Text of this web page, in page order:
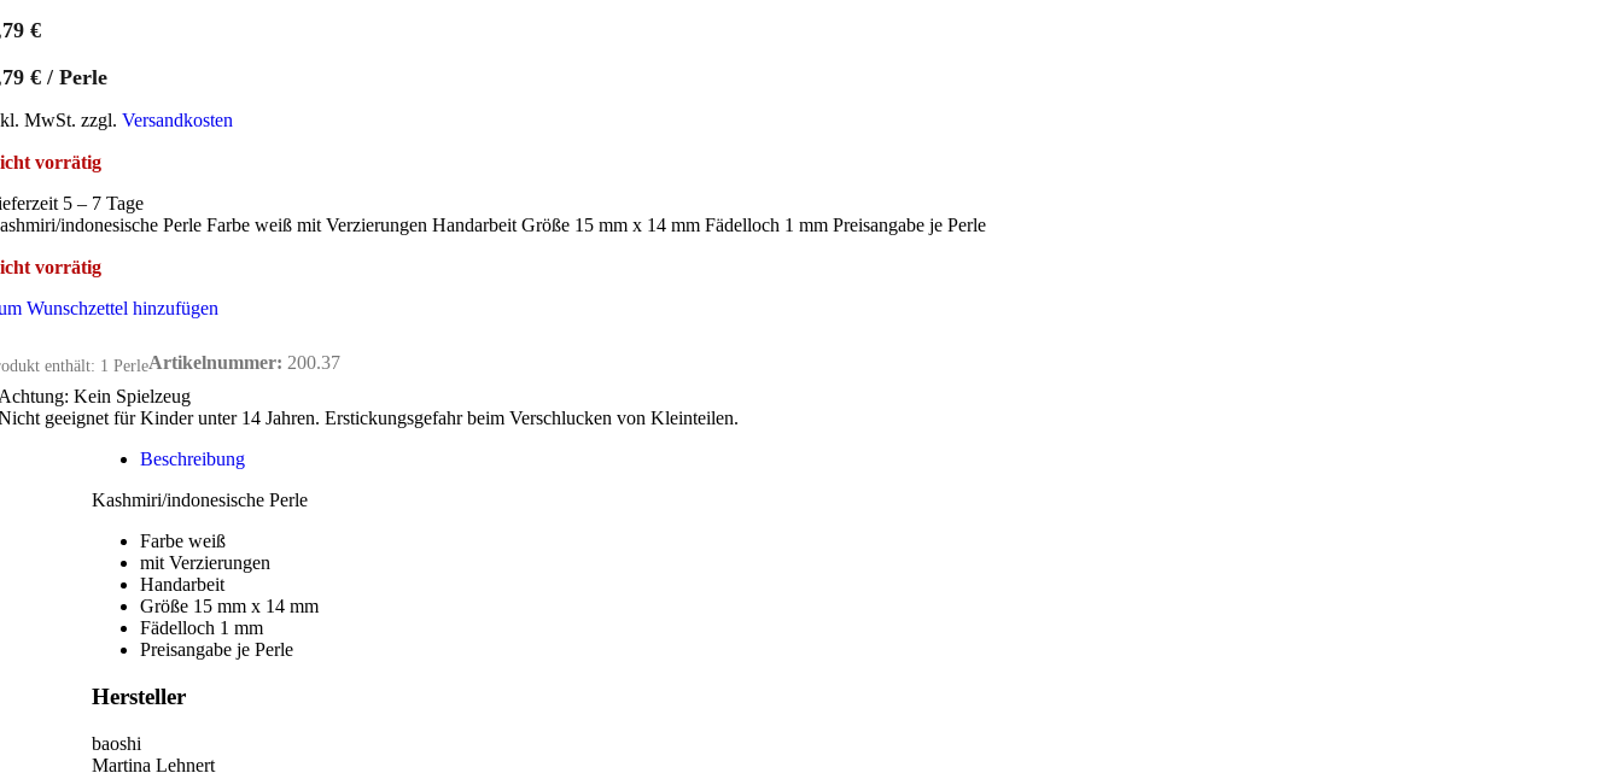
€
€ / Perle
MwSt. zzgl. Versandkosten
vorrätig
5 – 7 Tage
indonesische Perle Farbe weiß mit Verzierungen Handarbeit Größe 15 mm x 14 mm Fädelloch 1 mm Preisangabe je Perle
vorrätig
Wunschzettel hinzufügen
enthält: 1 PerleArtikelnummer: 200.37
Kein Spielzeug
geeignet für Kinder unter 14 Jahren. Erstickungsgefahr beim Verschlucken von Kleinteilen.
Beschreibung
Kashmiri/indonesische Perle
Farbe weiß
mit Verzierungen
Handarbeit
Größe 15 mm x 14 mm
Fädelloch 1 mm
Preisangabe je Perle
Hersteller
baoshi
Martina Lehnert